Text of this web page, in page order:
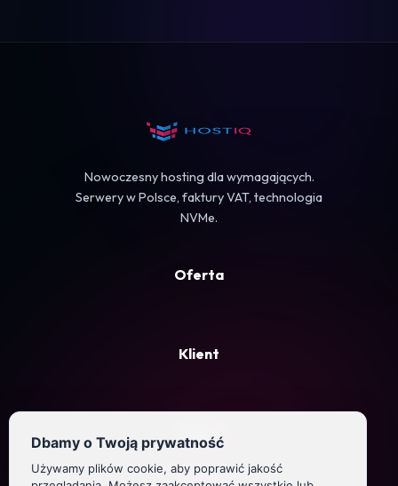
Nowoczesny hosting dla wymagających.
Serwery w Polsce, faktury VAT, technologia
NVMe.
Oferta
Klient
Firma
Regulamin
Dbamy o Twoją prywatność
Używamy plików cookie, aby poprawić jakość